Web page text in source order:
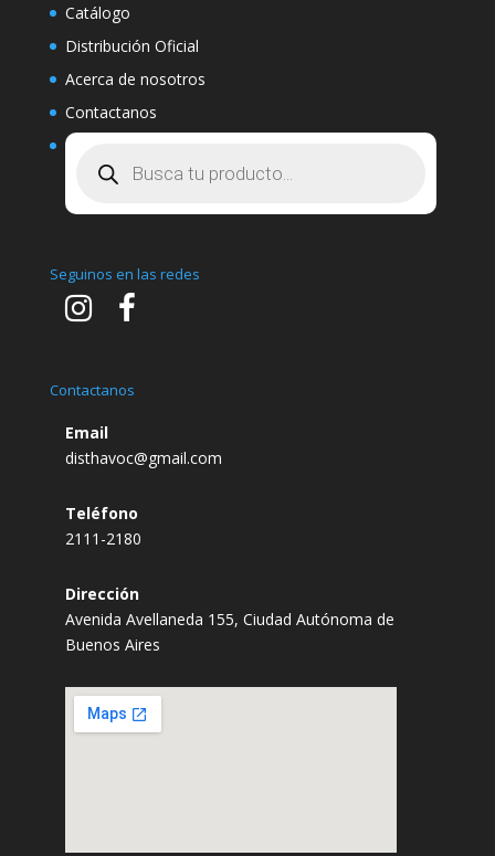
Catálogo
Distribución Oficial
Acerca de nosotros
Contactanos
Seguinos en las redes
Contactanos
Email
disthavoc@gmail.com
Teléfono
2111-2180
Dirección
Avenida Avellaneda 155, Ciudad Autónoma de
Buenos Aires